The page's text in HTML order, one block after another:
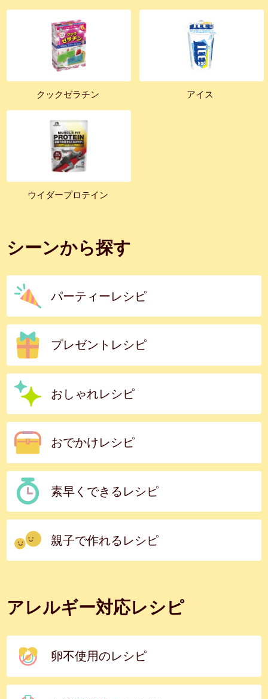
クックゼラチン アイス
ウイダープロテイン
シーンから探す
パーティーレシピ
プレゼントレシピ
おしゃれレシピ
おでかけレシピ
素早くできるレシピ
親子で作れるレシピ
アレルギー対応レシピ
卵不使用のレシピ